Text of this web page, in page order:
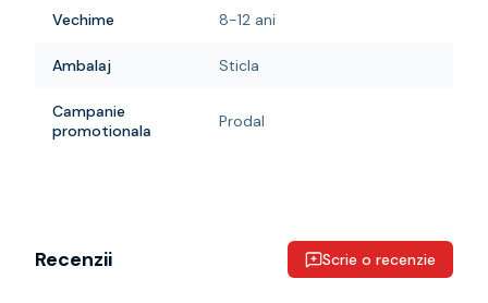
Vechime 8-12 ani
Ambalaj Sticla
Campanie
promotionala
Prodal
Recenzii Scrie o recenzie